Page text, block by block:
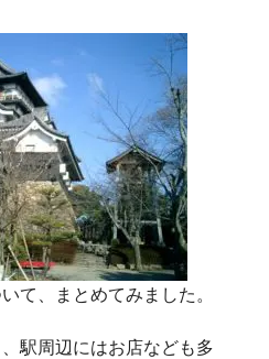
て、まとめてみました。
駅周辺にはお店なども多